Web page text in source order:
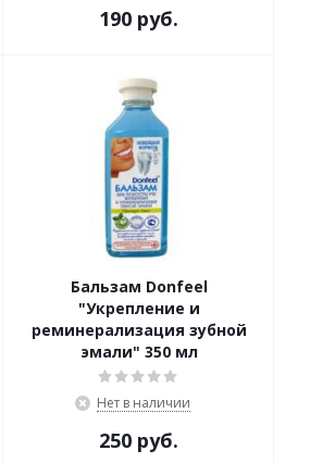
190 руб.
Бальзам Donfeel
"Укрепление и
реминерализация зубной
эмали" 350 мл
Нет в наличии
250 руб.